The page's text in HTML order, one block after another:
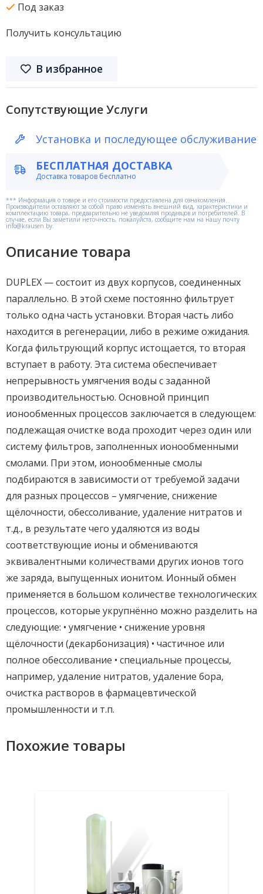
Под заказ
Получить консультацию
В избранное
Сопутствующие Услуги
Установка и последующее обслуживание
БЕСПЛАТНАЯ ДОСТАВКА
Доставка товаров бесплатно
*** Информация о товаре и его стоимости предоставлена для ознакомления.
Производители оставляют за собой право изменять внешний вид, характеристики и
комплектацию товара, предварительно не уведомляя продавцов и потребителей. В
случае, если Вы заметили неточность, пожалуйста, сообщите нам на нашу почту
info@krausen.by.
Описание товара
DUPLEX — состоит из двух корпусов, соединенных
параллельно. В этой схеме постоянно фильтрует
только одна часть установки. Вторая часть либо
находится в регенерации, либо в режиме ожидания.
Когда фильтрующий корпус истощается, то вторая
вступает в работу. Эта система обеспечивает
непрерывность умягчения воды с заданной
производительностью. Основной принцип
ионообменных процессов заключается в следующем:
подлежащая очистке вода проходит через один или
систему фильтров, заполненных ионообменными
смолами. При этом, ионообменные смолы
подбираются в зависимости от требуемой задачи
для разных процессов – умягчение, снижение
щёлочности, обессоливание, удаление нитратов и
т.д., в результате чего удаляются из воды
соответствующие ионы и обмениваются
эквивалентными количествами других ионов того
же заряда, выпущенных ионитом. Ионный обмен
применяется в большом количестве технологических
процессов, которые укрупнённо можно разделить на
следующие: • умягчение • снижение уровня
щёлочности (декарбонизация) • частичное или
полное обессоливание • специальные процессы,
например, удаление нитратов, удаление бора,
очистка растворов в фармацевтической
промышленности и т.п.
Похожие товары